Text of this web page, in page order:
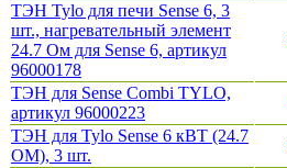
ТЭН Tylo для печи Sense 6, 3
шт., нагревательный элемент
24.7 Ом для Sense 6, артикул
96000178
ТЭН для Sense Combi TYLO,
артикул 96000223
ТЭН для Tylo Sense 6 кВТ (24.7
OM), 3 шт.